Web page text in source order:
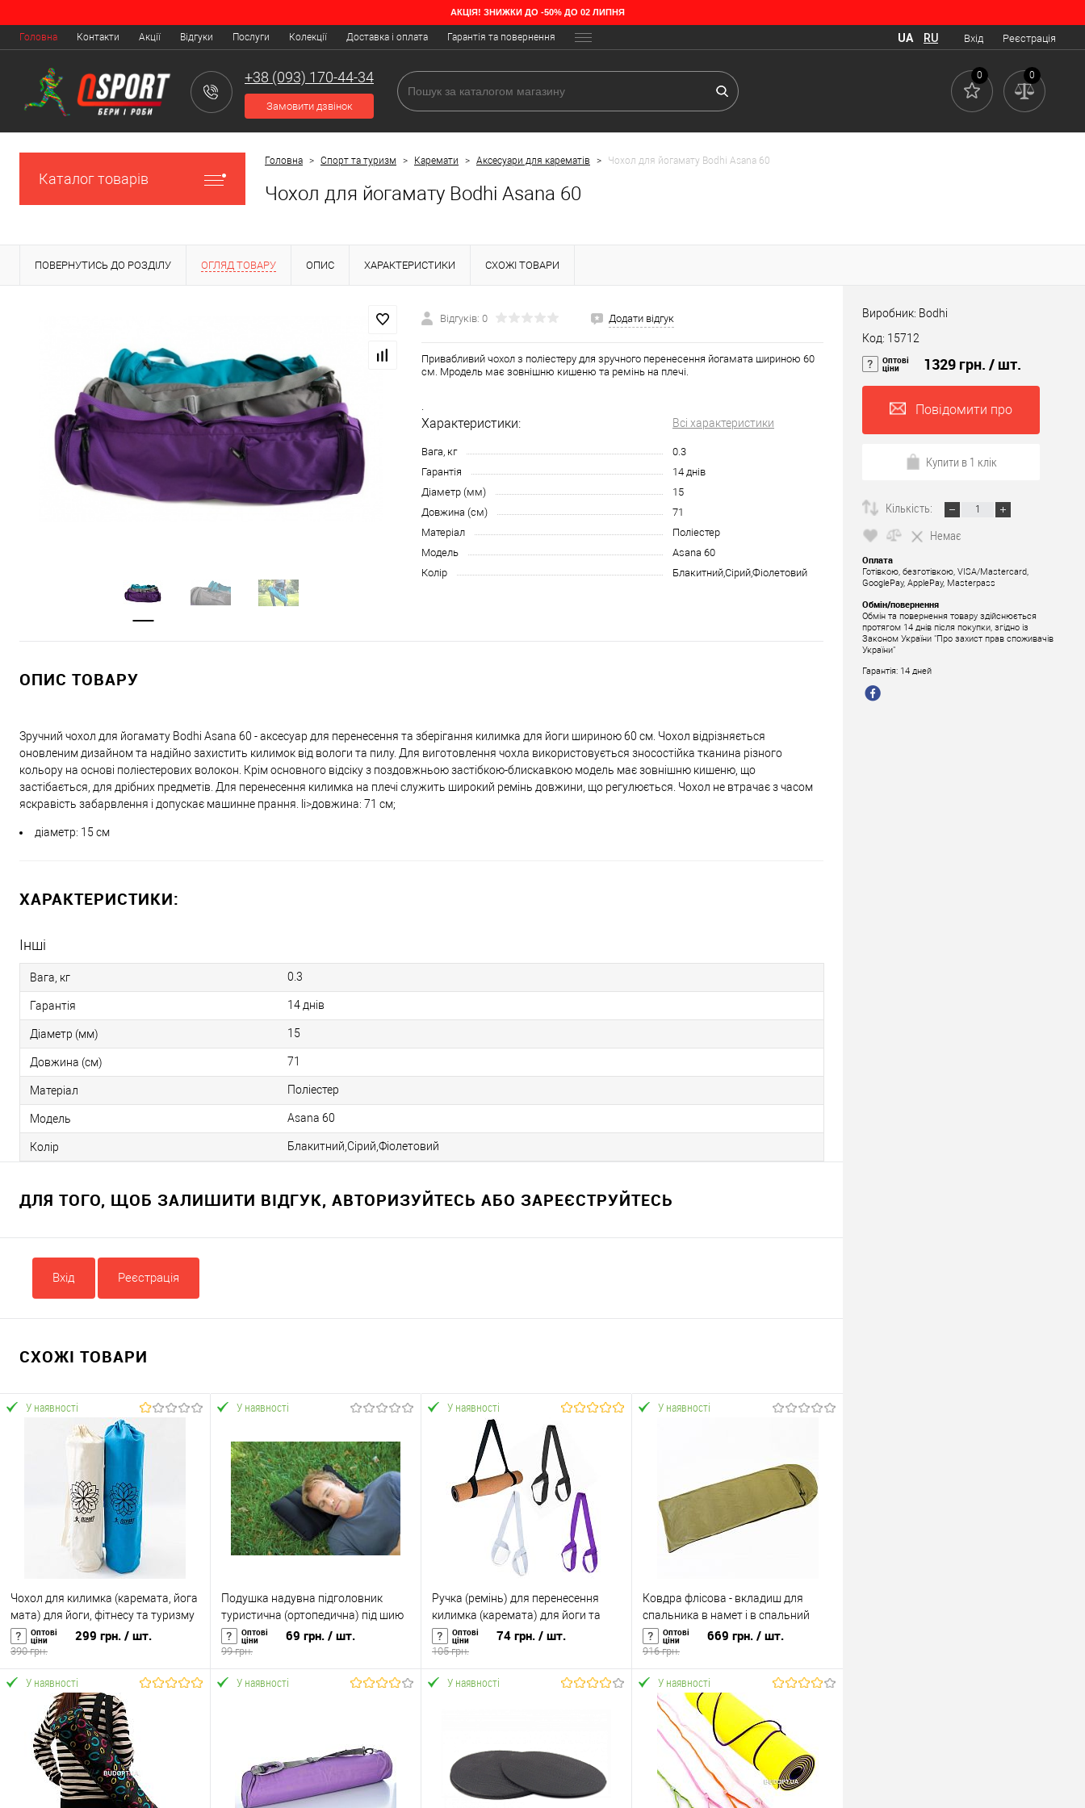
АКЦІЯ! ЗНИЖКИ ДО -50% ДО 02 ЛИПНЯ
Головна Контакти Акції Відгуки Послуги Колекції Доставка і оплата Гарантія та повернення Вхід Реєстрація
UA RU
+38 (093) 170-44-34
Замовити дзвінок
0 0
Каталог товарів
Головна > Спорт та туризм > Каремати > Аксесуари для карематів > Чохол для йогамату Bodhi Asana 60
Чохол для йогамату Bodhi Asana 60
ПОВЕРНУТИСЬ ДО РОЗДІЛУ ОГЛЯД ТОВАРУ ОПИС ХАРАКТЕРИСТИКИ СХОЖІ ТОВАРИ
Відгуків: 0 Додати відгук
Привабливий чохол з поліестеру для зручного перенесення йогамата шириною 60
см. Мродель має зовнішню кишеню та ремінь на плечі.
Характеристики: Всі характеристики
Вага, кг
0.3
Гарантія
14 днів
Діаметр (мм)
15
Довжина (см)
71
Матеріал
Поліестер
Модель
Asana 60
Колір
Блакитний,Сірий,Фіолетовий
ОПИС ТОВАРУ
Зручний чохол для йогамату Bodhi Asana 60 - аксесуар для перенесення та зберігання килимка для йоги шириною 60 см. Чохол відрізняється
оновленим дизайном та надійно захистить килимок від вологи та пилу. Для виготовлення чохла використовується зносостійка тканина різного
кольору на основі поліестерових волокон. Крім основного відсіку з поздовжньою застібкою-блискавкою модель має зовнішню кишеню, що
застібається, для дрібних предметів. Для перенесення килимка на плечі служить широкий ремінь довжини, що регулюється. Чохол не втрачає з часом
яскравість забарвлення і допускає машинне прання. li>довжина: 71 см;
діаметр: 15 см
ХАРАКТЕРИСТИКИ:
Інші
Вага, кг 0.3
Гарантія 14 днів
Діаметр (мм) 15
Довжина (см) 71
Матеріал Поліестер
Модель Asana 60
Колір Блакитний,Сірий,Фіолетовий
ДЛЯ ТОГО, ЩОБ ЗАЛИШИТИ ВІДГУК, АВТОРИЗУЙТЕСЬ АБО ЗАРЕЄСТРУЙТЕСЬ
Вхід Реєстрація
СХОЖІ ТОВАРИ
У наявності
Чохол для килимка (каремата, йога
мата) для йоги, фітнесу та туризму
з канвасу OSPORT (OF-0289)
Оптові
ціни 299 грн. / шт.
390 грн.
У кошик
Купити в 1 клік
порівняння
У вибране
У наявності
У наявності
Подушка надувна підголовник
туристична (ортопедична) під шию
43x28x9см (68672)
Оптові
ціни 69 грн. / шт.
99 грн.
порівняння
У вибране
У наявності
У наявності
Ручка (ремінь) для перенесення
килимка (каремата) для йоги та
фітнесу OSPORT (OF-0290)
Оптові
ціни 74 грн. / шт.
105 грн.
порівняння
У вибране
У наявності
У наявності
Ковдра флісова - вкладиш для
спальника в намет і в спальний
мішок OSPORT (TY-0027)
Оптові
ціни 669 грн. / шт.
916 грн.
У кошик
Купити в 1 клік
До
порівняння
У вибране
У наявності
У наявності У наявності У наявності У наявності
Виробник: Bodhi
Код: 15712
Оптові
ціни 1329 грн. / шт.
Повідомити про
наявність
Купити в 1 клік
Кількість:
Немає
Оплата
Готівкою, безготівкою, VISA/Mastercard,
GooglePay, ApplePay, Masterpass
Обмін/повернення
Обмін та повернення товару здійснюється
протягом 14 днів після покупки, згідно із
Законом України "Про захист прав споживачів
України"
Гарантія: 14 дней